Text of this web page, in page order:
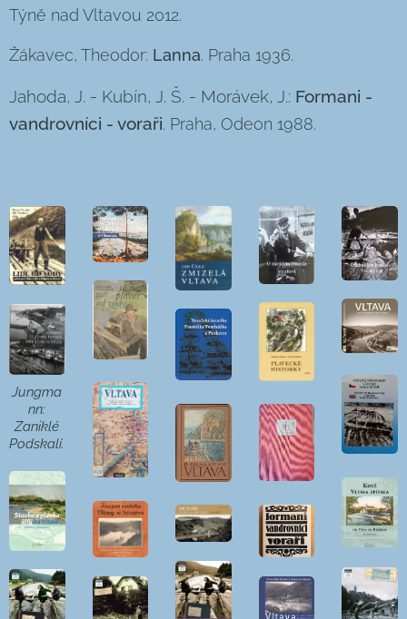
Týně nad Vltavou 2012.
Žákavec, Theodor: Lanna. Praha 1936.
Jahoda, J. - Kubín, J. Š. - Morávek, J.: Formani -
vandrovníci - voraři. Praha, Odeon 1988.
Jungma
nn:
Zaniklé
Podskalí.